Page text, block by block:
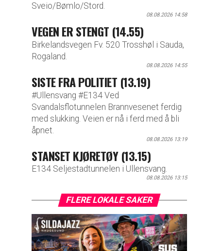
Sveio/Bømlo/Stord.
08.08.2026 14:58
VEGEN ER STENGT (14.55)
Birkelandsvegen Fv. 520 Trosshøl i Sauda,
Rogaland.
08.08.2026 14:55
SISTE FRA POLITIET (13.19)
#Ullensvang #E134 Ved
Svandalsflotunnelen Brannvesenet ferdig
med slukking. Veien er nå i ferd med å bli
åpnet.
08.08.2026 13:19
STANSET KJØRETØY (13.15)
E134 Seljestadtunnelen i Ullensvang.
08.08.2026 13:15
FLERE LOKALE SAKER